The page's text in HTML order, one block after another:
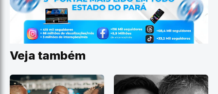
Veja também